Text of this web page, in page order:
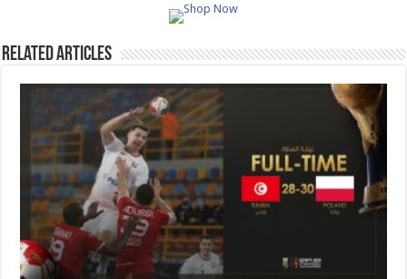
Related Articles